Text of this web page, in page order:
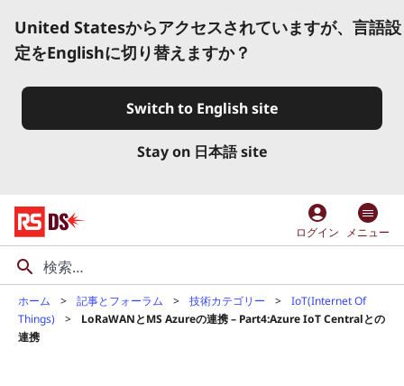
United Statesからアクセスされていますが、言語設
定をEnglishに切り替えますか？
Switch to English site
Stay on 日本語 site
account_circle
ログイン メニュー
ホーム 記事とフォーラム 技術カテゴリー
IoT(Internet Of
Things)
LoRaWANとMS Azureの連携 – Part4:Azure IoT Centralとの
連携